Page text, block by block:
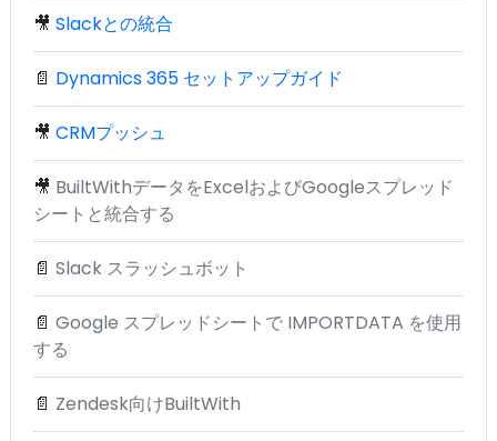
🎥 Slackとの統合
📄 Dynamics 365 セットアップガイド
🎥 CRMプッシュ
🎥 BuiltWithデータをExcelおよびGoogleスプレッド
シートと統合する
📄 Slack スラッシュボット
📄 Google スプレッドシートで IMPORTDATA を使用
する
📄 Zendesk向けBuiltWith